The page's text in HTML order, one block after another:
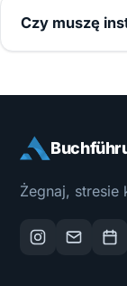
Czy muszę
Żegnaj, stresie